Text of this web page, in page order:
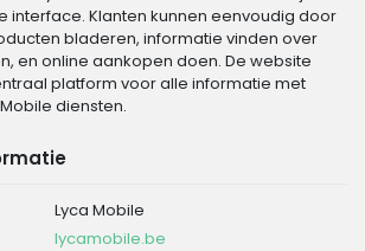
interface. Klanten kunnen eenvoudig door
bladeren, informatie vinden over
en online aankopen doen. De website
platform voor alle informatie met
diensten.
Lyca Mobile
lycamobile.be